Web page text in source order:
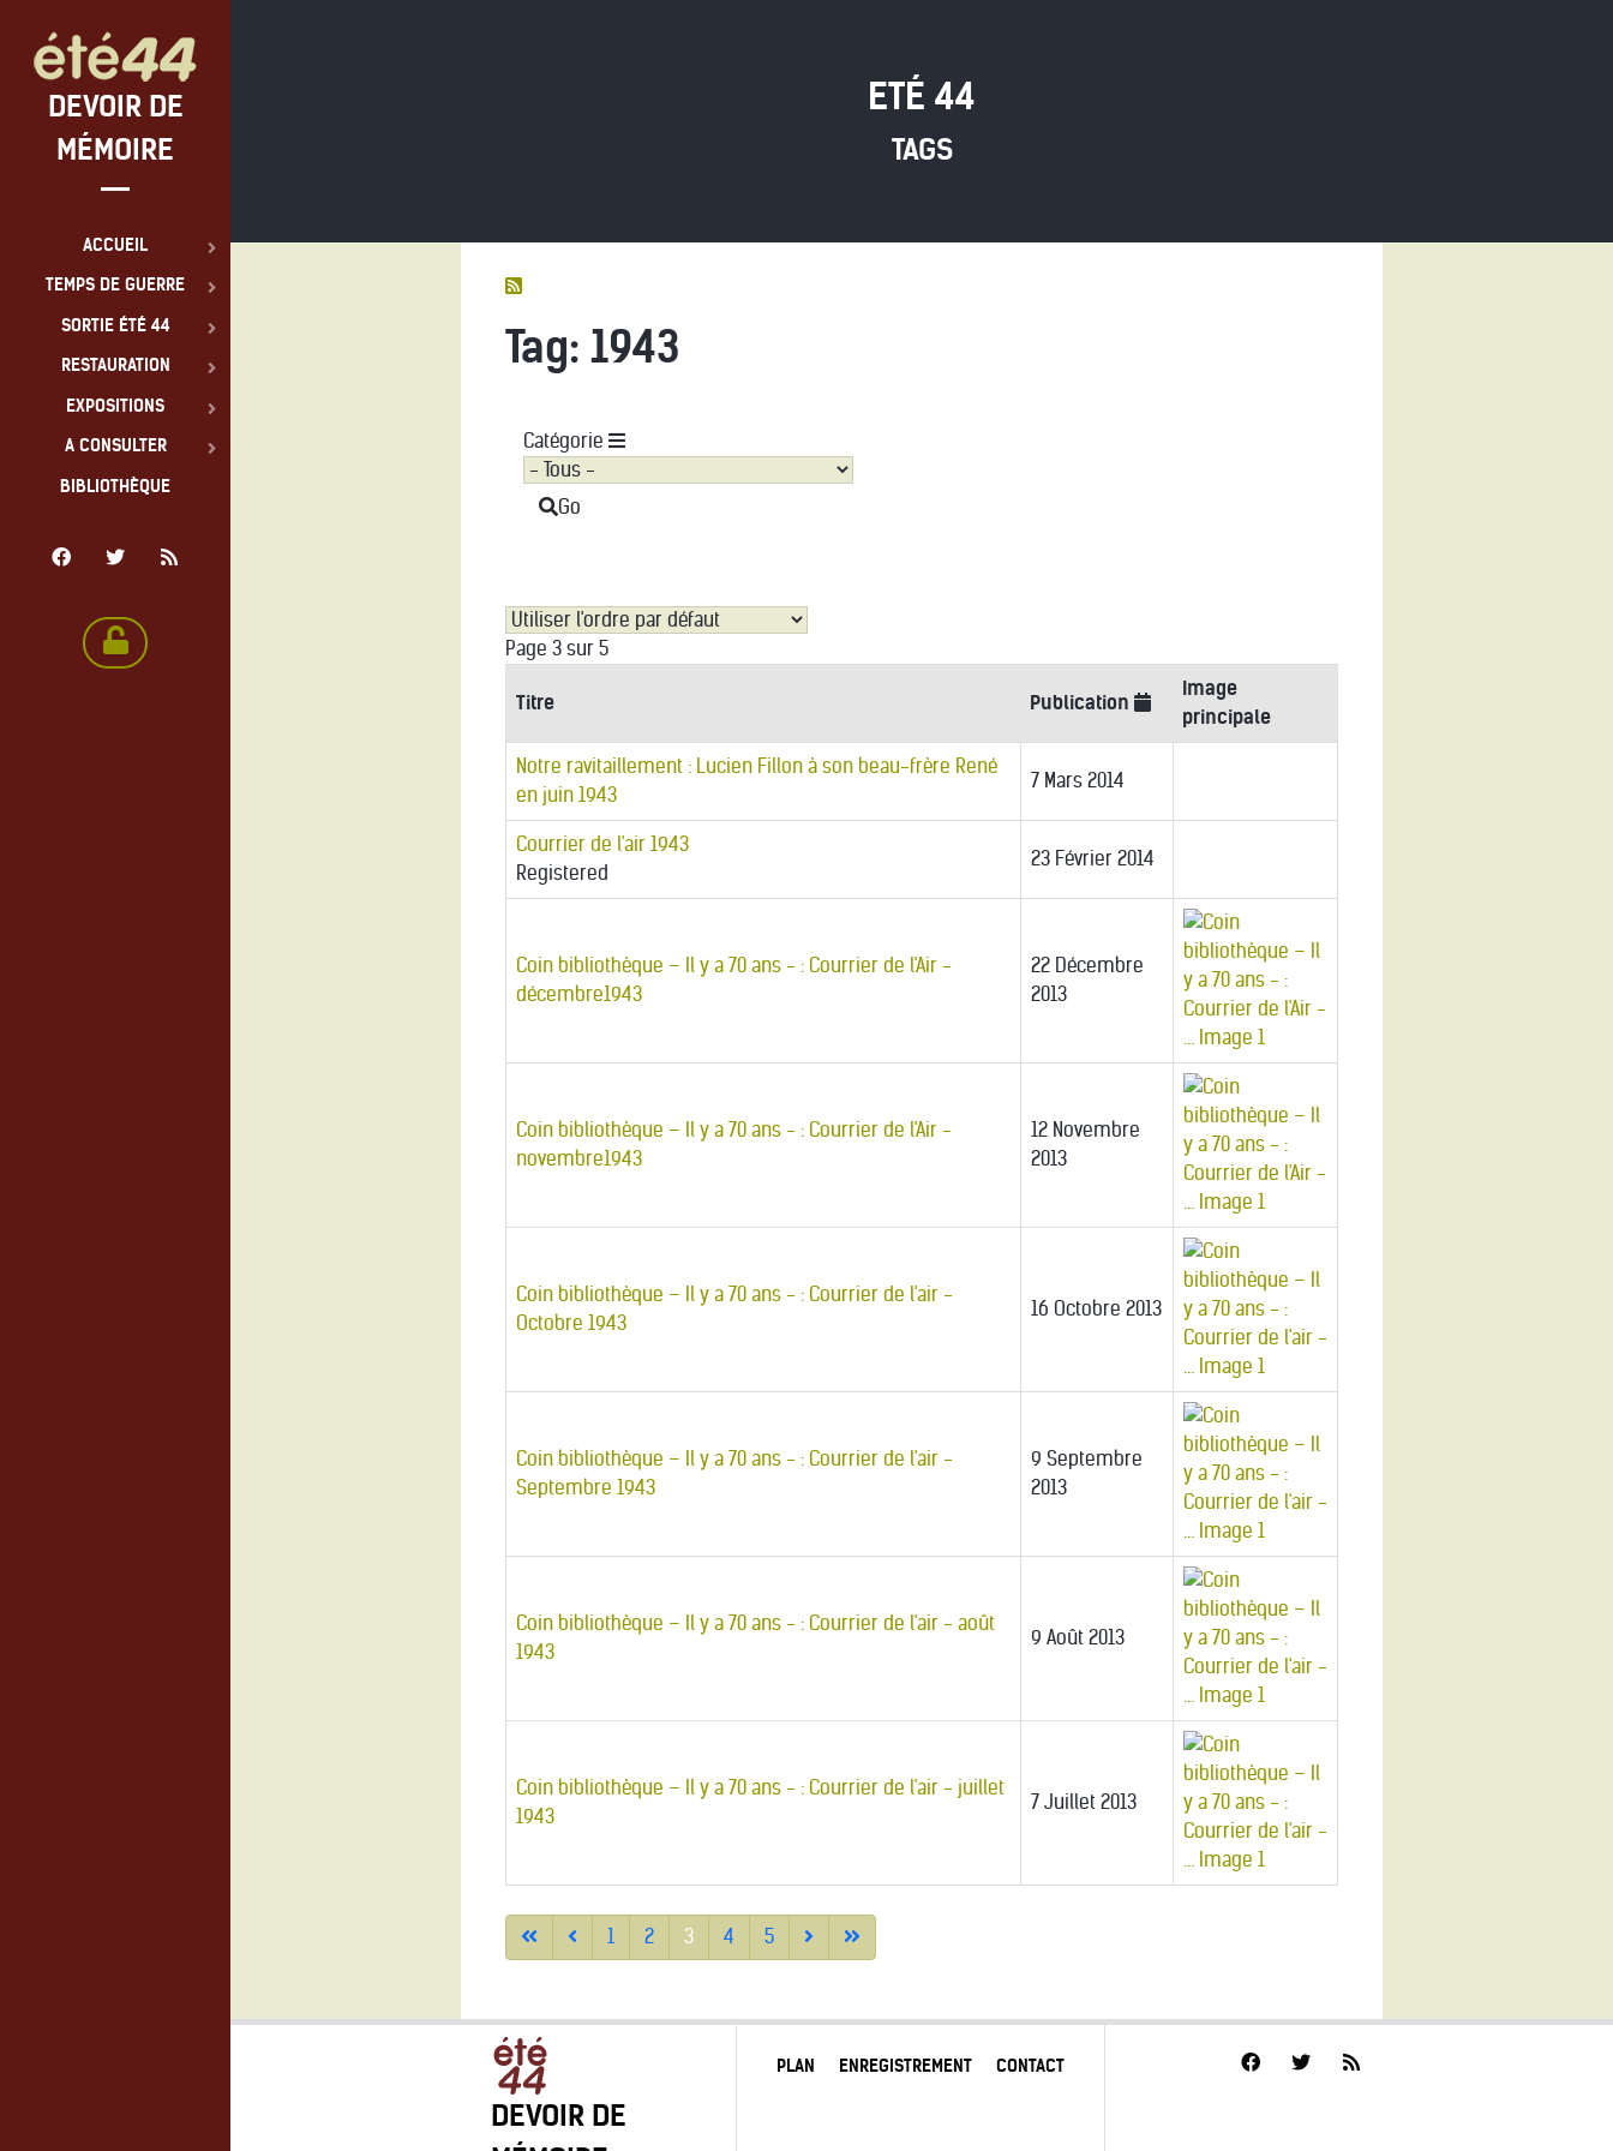
ETÉ 44
TAGS
Tag: 1943
Catégorie
Go
Page 3 sur 5
Titre Publication
Image
principale
Notre ravitaillement : Lucien Fillon à son beau-frère René
en juin 1943
7 Mars 2014
Courrier de l'air 1943
Registered
23 Février 2014
Coin bibliothèque – Il y a 70 ans - : Courrier de l'Air -
décembre1943
22 Décembre
2013
Coin bibliothèque – Il y a 70 ans - : Courrier de l'Air -
novembre1943
12 Novembre
2013
Coin bibliothèque – Il y a 70 ans - : Courrier de l'air -
Octobre 1943
16 Octobre 2013
Coin bibliothèque – Il y a 70 ans - : Courrier de l'air -
Septembre 1943
9 Septembre
2013
Coin bibliothèque – Il y a 70 ans - : Courrier de l'air - août
1943
9 Août 2013
Coin bibliothèque – Il y a 70 ans - : Courrier de l'air - juillet
1943
7 Juillet 2013
1 2 3 4 5
DEVOIR DE
PLAN ENREGISTREMENT CONTACT
DEVOIR DE
MÉMOIRE
ACCUEIL
TEMPS DE GUERRE
SORTIE ÉTÉ 44
RESTAURATION
EXPOSITIONS
A CONSULTER
BIBLIOTHÈQUE